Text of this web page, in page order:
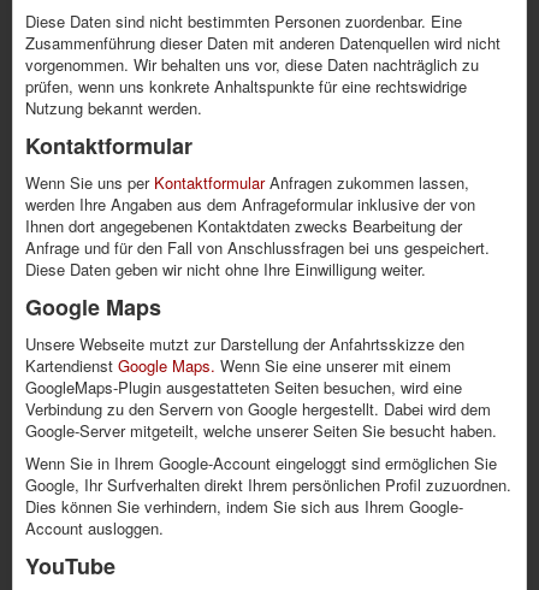
Diese Daten sind nicht bestimmten Personen zuordenbar. Eine
Zusammenführung dieser Daten mit anderen Datenquellen wird nicht
vorgenommen. Wir behalten uns vor, diese Daten nachträglich zu
prüfen, wenn uns konkrete Anhaltspunkte für eine rechtswidrige
Nutzung bekannt werden.
Kontaktformular
Wenn Sie uns per KontaktformularAnfragen zukommen lassen,
werden Ihre Angaben aus dem Anfrageformular inklusive der von
Ihnen dort angegebenen Kontaktdaten zwecks Bearbeitung der
Anfrage und für den Fall von Anschlussfragen bei uns gespeichert.
Diese Daten geben wir nicht ohne Ihre Einwilligung weiter.
Google Maps
Unsere Webseite mutzt zur Darstellung der Anfahrtsskizze den
Kartendienst Google Maps. Wenn Sie eine unserer mit einem
GoogleMaps-Plugin ausgestatteten Seiten besuchen, wird eine
Verbindung zu den Servern von Google hergestellt. Dabei wird dem
Google-Server mitgeteilt, welche unserer Seiten Sie besucht haben.
Wenn Sie in Ihrem Google-Account eingeloggt sind ermöglichen Sie
Google, Ihr Surfverhalten direkt Ihrem persönlichen Profil zuzuordnen.
Dies können Sie verhindern, indem Sie sich aus Ihrem Google-
Account ausloggen.
YouTube